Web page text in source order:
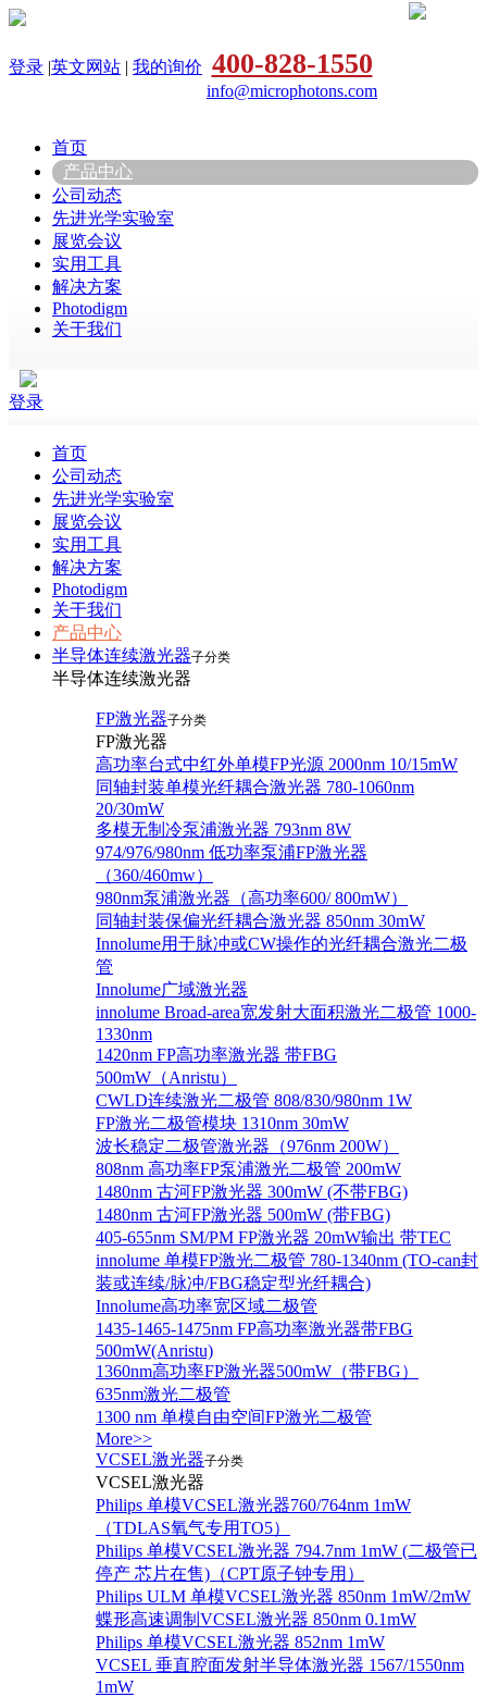
登录 |英文网站 | 我的询价 400-828-1550
info@microphotons.com
首页
产品中心
公司动态
先进光学实验室
展览会议
实用工具
解决方案
Photodigm
关于我们
登录
首页
公司动态
先进光学实验室
展览会议
实用工具
解决方案
Photodigm
关于我们
产品中心
半导体连续激光器子分类
半导体连续激光器
FP激光器子分类
FP激光器
高功率台式中红外单模FP光源 2000nm 10/15mW
同轴封装单模光纤耦合激光器 780-1060nm
20/30mW
多模无制冷泵浦激光器 793nm 8W
974/976/980nm 低功率泵浦FP激光器
（360/460mw）
980nm泵浦激光器（高功率600/ 800mW）
同轴封装保偏光纤耦合激光器 850nm 30mW
Innolume用于脉冲或CW操作的光纤耦合激光二极
管
Innolume广域激光器
innolume Broad-area宽发射大面积激光二极管 1000-
1330nm
1420nm FP高功率激光器 带FBG
500mW（Anristu）
CWLD连续激光二极管 808/830/980nm 1W
FP激光二极管模块 1310nm 30mW
波长稳定二极管激光器（976nm 200W）
808nm 高功率FP泵浦激光二极管 200mW
1480nm 古河FP激光器 300mW (不带FBG)
1480nm 古河FP激光器 500mW (带FBG)
405-655nm SM/PM FP激光器 20mW输出 带TEC
innolume 单模FP激光二极管 780-1340nm (TO-can封
装或连续/脉冲/FBG稳定型光纤耦合)
Innolume高功率宽区域二极管
1435-1465-1475nm FP高功率激光器带FBG
500mW(Anristu)
1360nm高功率FP激光器500mW（带FBG）
635nm激光二极管
1300 nm 单模自由空间FP激光二极管
More>>
VCSEL激光器子分类
VCSEL激光器
Philips 单模VCSEL激光器760/764nm 1mW
（TDLAS氧气专用TO5）
Philips 单模VCSEL激光器 794.7nm 1mW (二极管已
停产 芯片在售)（CPT原子钟专用）
Philips ULM 单模VCSEL激光器 850nm 1mW/2mW
蝶形高速调制VCSEL激光器 850nm 0.1mW
Philips 单模VCSEL激光器 852nm 1mW
VCSEL 垂直腔面发射半导体激光器 1567/1550nm
1mW